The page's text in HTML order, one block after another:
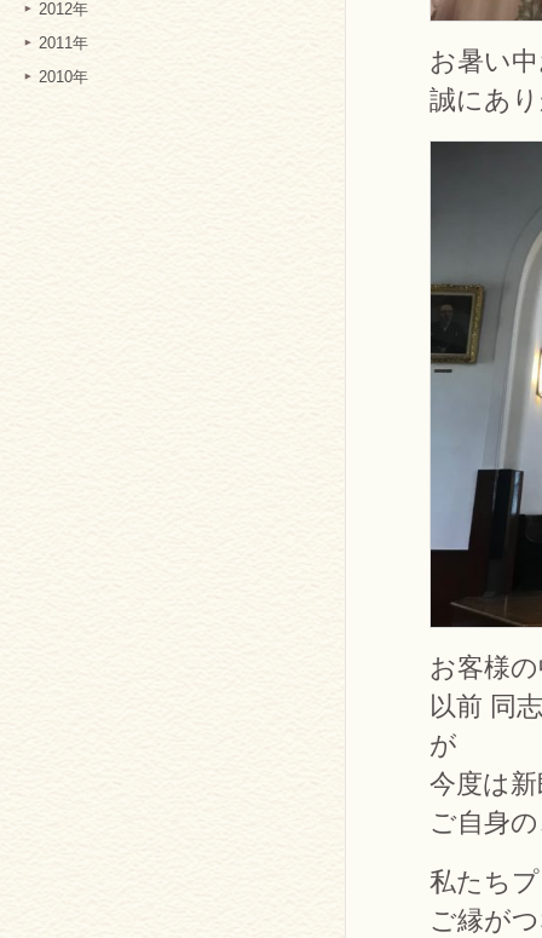
2012年
2011年
2010年
お暑い
誠にあ
お客様
以前 同
が
今度は
ご自身
私たち
ご縁が